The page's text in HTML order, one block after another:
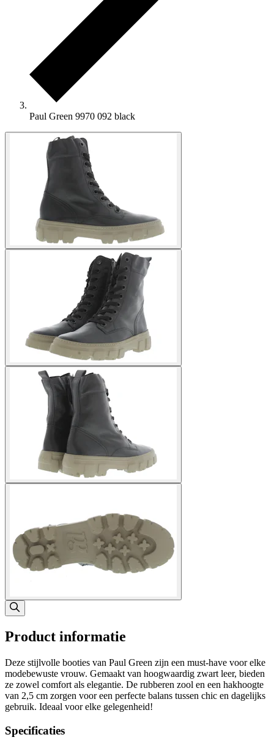
Paul Green 9970 092 black
Product informatie
Deze stijlvolle booties van Paul Green zijn een must-have voor elke
modebewuste vrouw. Gemaakt van hoogwaardig zwart leer, bieden
ze zowel comfort als elegantie. De rubberen zool en een hakhoogte
van 2,5 cm zorgen voor een perfecte balans tussen chic en dagelijks
gebruik. Ideaal voor elke gelegenheid!
Specificaties